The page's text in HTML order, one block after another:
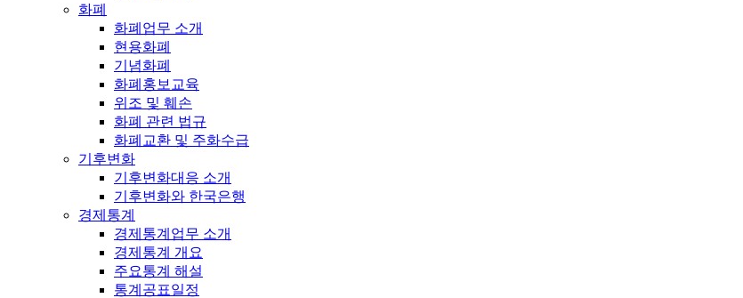
화폐
화폐업무 소개
현용화폐
기념화폐
화폐홍보교육
위조 및 훼손
화폐 관련 법규
화폐교환 및 주화수급
기후변화
기후변화대응 소개
기후변화와 한국은행
경제통계
경제통계업무 소개
경제통계 개요
주요통계 해설
통계공표일정